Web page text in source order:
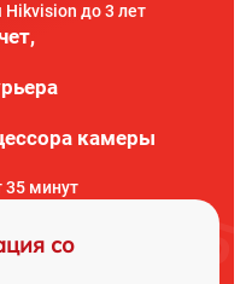
до 3 лет
камеры
35 минут
со